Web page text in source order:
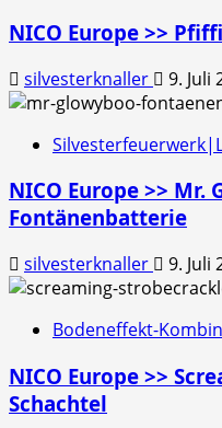
NICO Europe >>
silvesterknaller 9. Juli
NICO Europe >> Mr.
Fontänenbatterie
silvesterknaller 9. Juli
Bodeneffekt-
NICO Europe >>
Schachtel